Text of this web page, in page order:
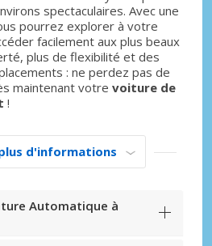
spectaculaires. Avec une
pourrez explorer à votre
facilement aux plus beaux
plus de flexibilité et des
: ne perdez pas de
maintenant votre voiture de
!
d'informations
Automatique à